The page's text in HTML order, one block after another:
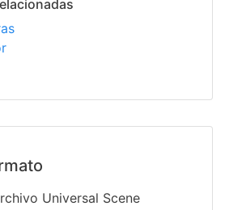
Universal Scene